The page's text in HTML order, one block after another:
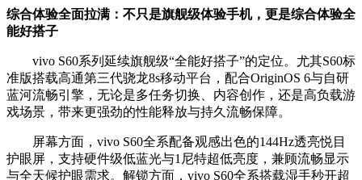
综合体验全面拉满：不只是旗舰级体验手机，更是综合体验全
能好搭子
vivo S60系列延续旗舰级“全能好搭子”的定位。尤其S60标
准版搭载高通第三代骁龙8s移动平台，配合OriginOS 6与自研
蓝河流畅引擎，无论是多任务切换、内容创作，还是高负载游
戏场景，带来更强劲的性能释放与持久流畅保障。
屏幕方面，vivo S60全系配备观感出色的144Hz透亮悦目
护眼屏，支持硬件级低蓝光与1尼特超低亮度，兼顾流畅显示
与全天候护眼需求。解锁方面，vivo S60全系搭载湿手秒开超